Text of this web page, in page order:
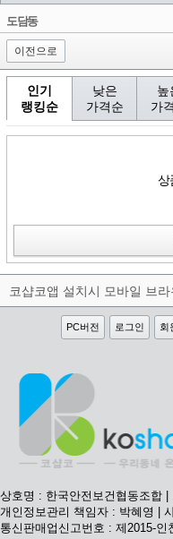
1
도담동
이전으로
인기
랭킹순
낮은
가격순
높
가
상
PC버전 로그인 회
상호명 : 한국안전보건협동조합
개인정보관리 책임자 : 박혜영 |
통신판매업신고번호 : 제2015-인